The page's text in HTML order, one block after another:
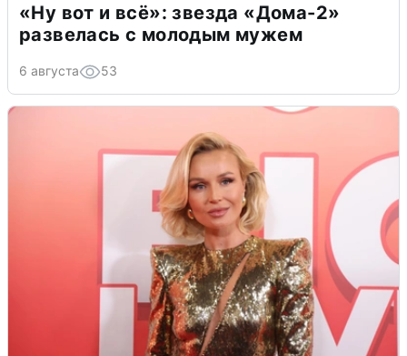
«Ну вот и всё»: звезда «Дома-2»
развелась с молодым мужем
6 августа 53